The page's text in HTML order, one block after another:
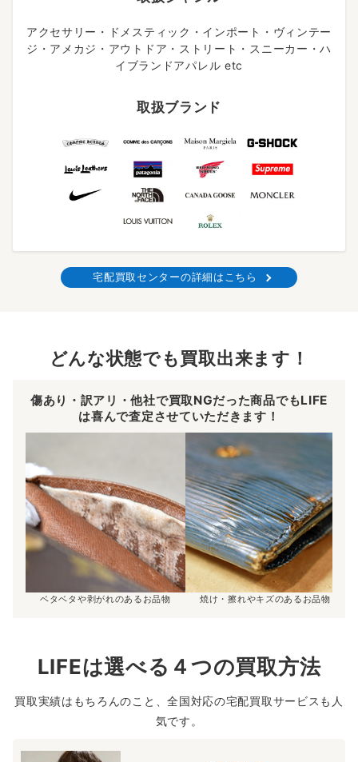
アクセサリー・ドメスティック・インポート・ヴィンテー
ジ・アメカジ・アウトドア・ストリート・スニーカー・ハ
イブランドアパレル etc
取扱ブランド
宅配買取センターの詳細はこちら
どんな状態でも買取出来ます！
傷あり・訳アリ・他社で買取NGだった商品でもLIFE
は喜んで査定させていただきます！
ベタベタや剥がれのあるお品物 焼け・擦れやキズのあるお品物
LIFEは選べる４つの買取方法
買取実績はもちろんのこと、全国対応の宅配買取サービスも人
気です。